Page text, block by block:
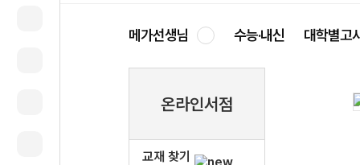
메가선생님 수능·내신 대학별고
온라인서점
교재 찾기